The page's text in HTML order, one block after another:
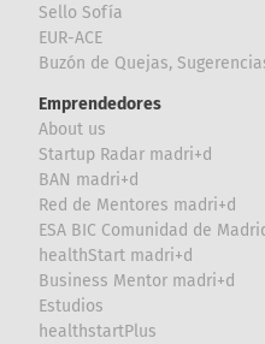
Sello Sofía
EUR-ACE
Buzón de Quejas,
Emprendedores
About us
Startup Radar madri+d
BAN madri+d
Red de Mentores madri+d
ESA BIC Comunidad de
healthStart madri+d
Business Mentor madri+d
Estudios
healthstartPlus